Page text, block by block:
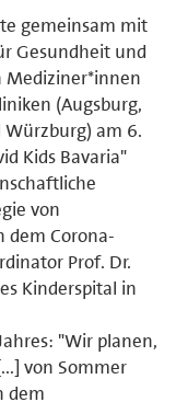
gemeinsam mit
Gesundheit und
(Augsburg,
Würzburg) am 6.
Kids Bavaria"
von
dem Corona-
Prof. Dr.
Kinderspital in
"Wir planen,
von Sommer
dem